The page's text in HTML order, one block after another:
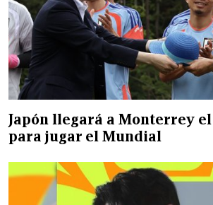
Japón llegará a Monterrey
para jugar el Mundial